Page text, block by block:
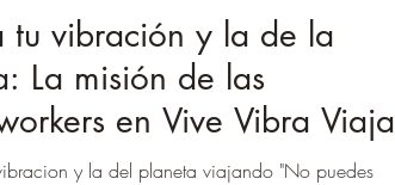
tu vibración y la de la
La misión de las
en Vive Vibra Viaja
y la del planeta viajando "No puedes